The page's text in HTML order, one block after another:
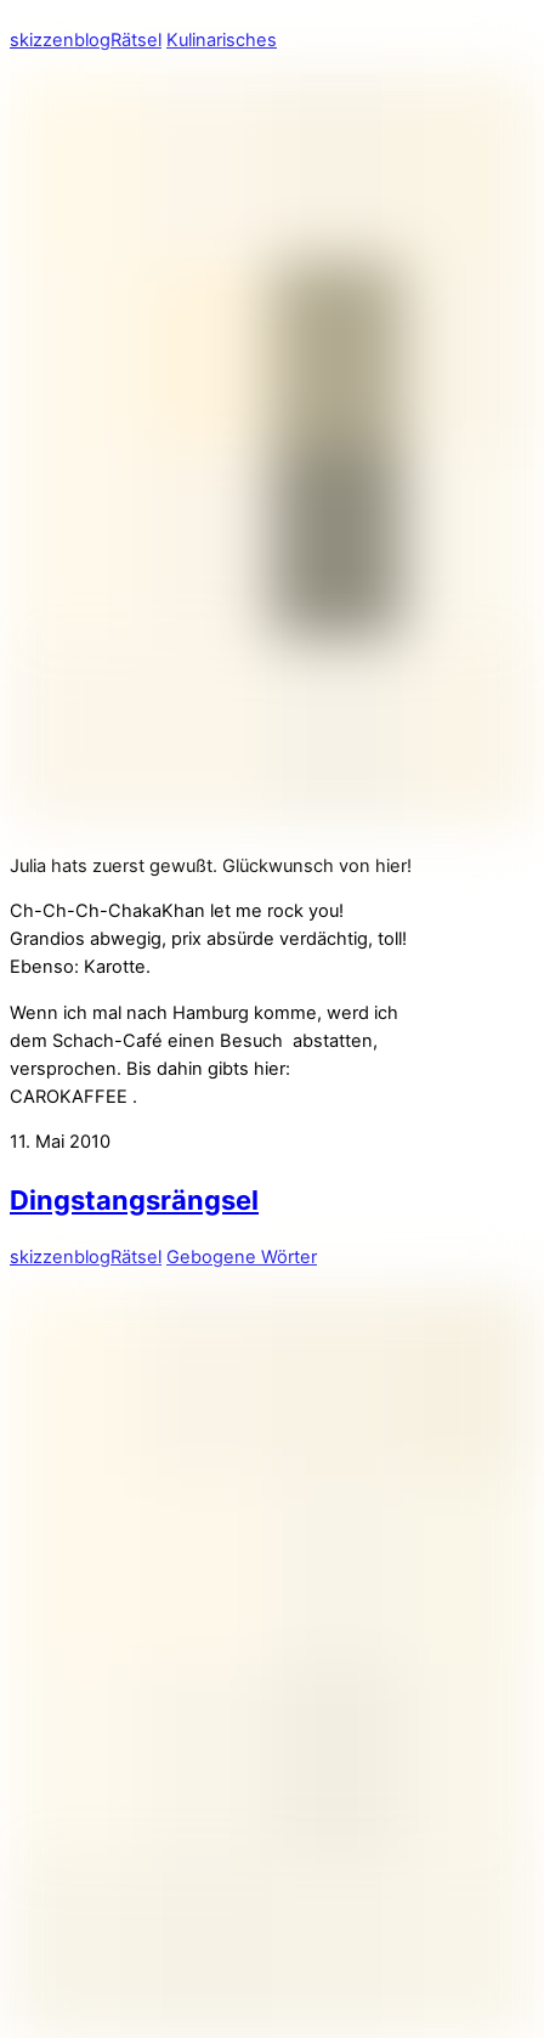
skizzenblogRätsel Kulinarisches
Julia hats zuerst gewußt. Glückwunsch von hier!
Ch-Ch-Ch-ChakaKhan let me rock you!
Grandios abwegig, prix absürde verdächtig, toll!
Ebenso: Karotte.
Wenn ich mal nach Hamburg komme, werd ich
dem Schach-Café einen Besuch abstatten,
versprochen. Bis dahin gibts hier:
CAROKAFFEE .
11. Mai 2010
Dingstangsrängsel
skizzenblogRätsel Gebogene Wörter